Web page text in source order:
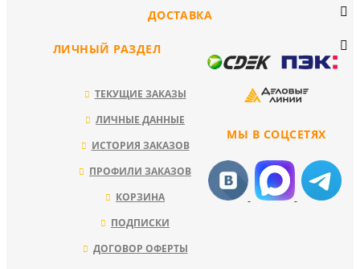
ДОСТАВКА
МЫ В СОЦСЕТЯХ
ЛИЧНЫЙ РАЗДЕЛ
ТЕКУЩИЕ ЗАКАЗЫ
ЛИЧНЫЕ ДАННЫЕ
ИСТОРИЯ ЗАКАЗОВ
ПРОФИЛИ ЗАКАЗОВ
КОРЗИНА
ПОДПИСКИ
ДОГОВОР ОФЕРТЫ